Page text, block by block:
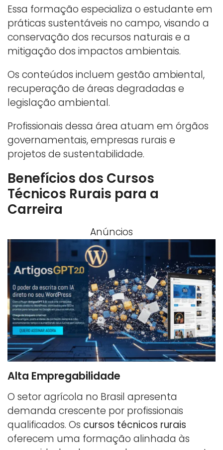
Essa formação especializa o estudante em
práticas sustentáveis no campo, visando a
conservação dos recursos naturais e a
mitigação dos impactos ambientais.
Os conteúdos incluem gestão ambiental,
recuperação de áreas degradadas e
legislação ambiental.
Profissionais dessa área atuam em órgãos
governamentais, empresas rurais e
projetos de sustentabilidade.
Benefícios dos Cursos
Técnicos Rurais para a
Carreira
Anúncios
Alta Empregabilidade
O setor agrícola no Brasil apresenta
demanda crescente por profissionais
qualificados. Os cursos técnicos rurais
oferecem uma formação alinhada às